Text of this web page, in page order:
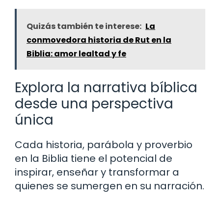
Quizás también te interese: La
conmovedora historia de Rut en la
Biblia: amor lealtad y fe
Explora la narrativa bíblica
desde una perspectiva
única
Cada historia, parábola y proverbio
en la Biblia tiene el potencial de
inspirar, enseñar y transformar a
quienes se sumergen en su narración.